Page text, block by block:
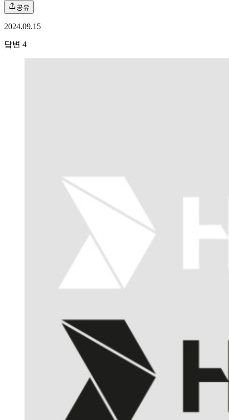
공유
2024.09.15
답변 4